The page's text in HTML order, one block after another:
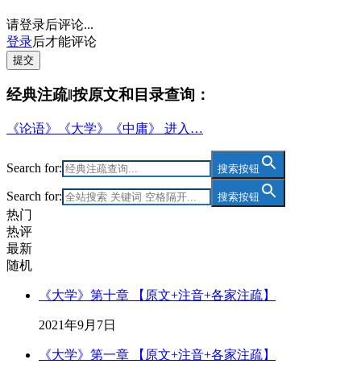
请登录后评论...
登录后才能评论
提交
经典注疏‖按原文和目录查询：
《论语》《大学》《中庸》 进入…
Search for: 搜索按钮
Search for: 搜索按钮
热门
热评
最新
随机
《大学》第十章 【原文+注音+各家注疏】
2021年9月7日
《大学》第一章 【原文+注音+各家注疏】